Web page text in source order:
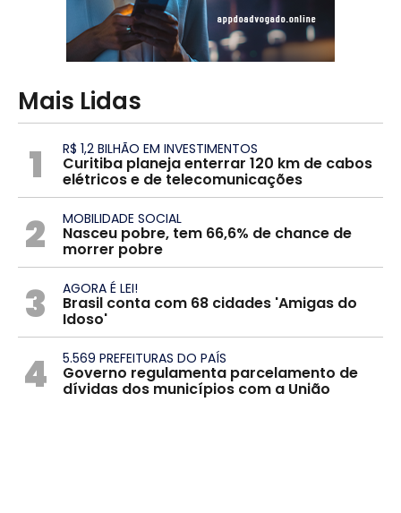
Mais Lidas
1 R$ 1,2 BILHÃO EM INVESTIMENTOS
Curitiba planeja enterrar 120 km de cabos
elétricos e de telecomunicações
2 MOBILIDADE SOCIAL
Nasceu pobre, tem 66,6% de chance de
morrer pobre
3 AGORA É LEI!
Brasil conta com 68 cidades 'Amigas do
Idoso'
4 5.569 PREFEITURAS DO PAÍS
Governo regulamenta parcelamento de
dívidas dos municípios com a União